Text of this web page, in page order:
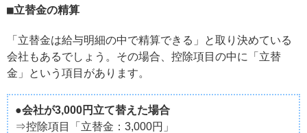
立替金の精算
「立替金は給与明細の中で精算できる」と取り決めている
会社もあるでしょう。その場合、控除項目の中に「立替
金」という項目があります。
●会社が3,000円立て替えた場合
⇒控除項目「立替金：3,000円」